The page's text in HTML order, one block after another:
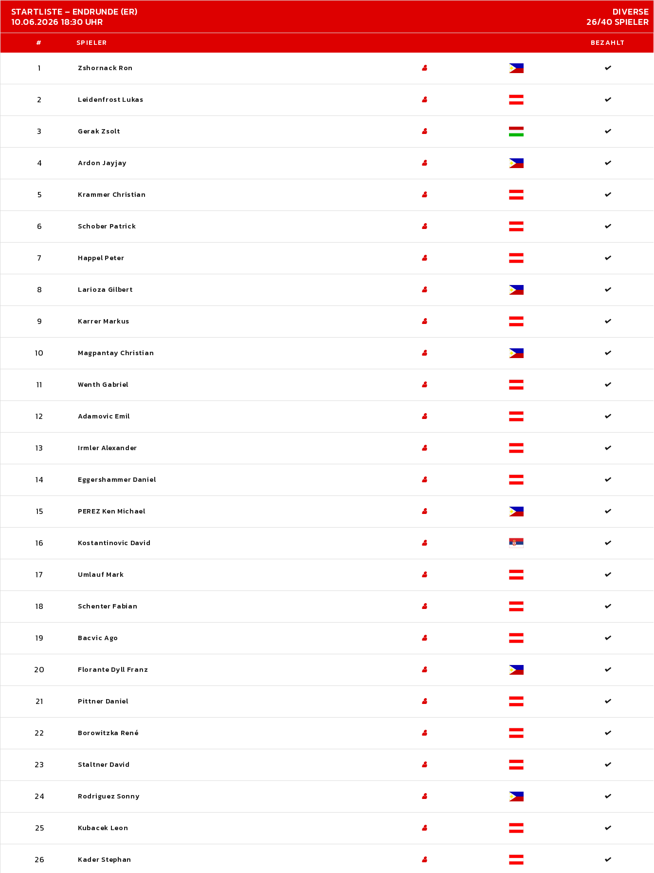
STARTLISTE – ENDRUNDE (ER) DIVERSE
10.06.2026 18:30 UHR 26/40 SPIELER
# SPIELER BEZAHLT
1 Zshornack Ron
2 Leidenfrost Lukas
3 Gerak Zsolt
4 Ardon Jayjay
5 Krammer Christian
6 Schober Patrick
7 Happel Peter
8 Larioza Gilbert
9 Karrer Markus
10 Magpantay Christian
11 Wenth Gabriel
12 Adamovic Emil
13 Irmler Alexander
14 Eggershammer Daniel
15 PEREZ Ken Michael
16 Kostantinovic David
17 Umlauf Mark
18 Schenter Fabian
19 Bacvic Ago
20 Florante Dyll Franz
21 Pittner Daniel
22 Borowitzka René
23 Staltner David
24 Rodriguez Sonny
25 Kubacek Leon
26 Kader Stephan